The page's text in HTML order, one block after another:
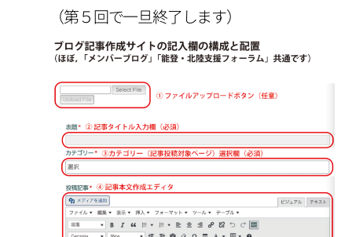
（第５回で一旦終了します）